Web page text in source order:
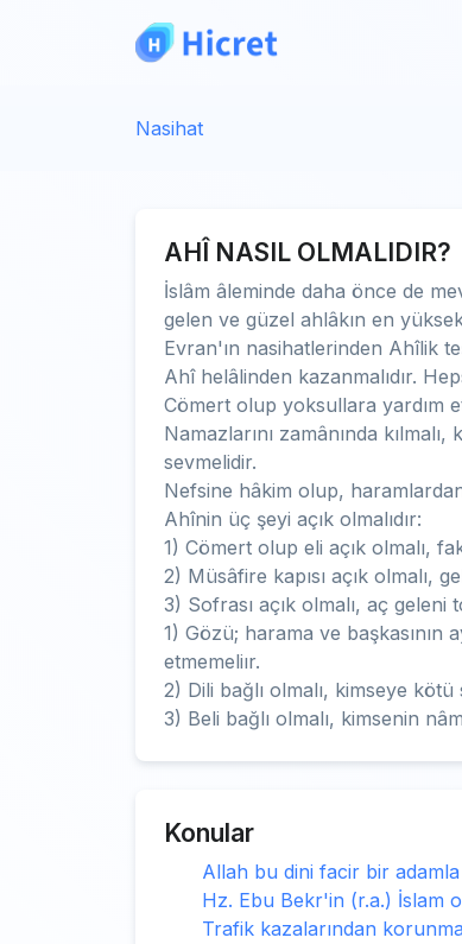
Nasihat
AHÎ NASIL OLMALIDIR?
İslâm âleminde daha önce de
gelen ve güzel ahlâkın en
Evran'ın nasihatlerinden Ahîlik
Ahî helâlinden kazanmalıdır.
Cömert olup yoksullara yardım
Namazlarını zamânında
sevmelidir.
Nefsine hâkim olup, haramlardan
Ahînin üç şeyi açık olmalıdır:
1) Cömert olup eli açık olmalı,
2) Müsâfire kapısı açık olmalı,
3) Sofrası açık olmalı, aç geleni
1) Gözü; harama ve başkasının
etmemeliır.
2) Dili bağlı olmalı, kimseye
3) Beli bağlı olmalı, kimsenin
Konular
Allah bu dini facir bir
Hz. Ebu Bekr'in (r.a.) İslam
Trafik kazalarından